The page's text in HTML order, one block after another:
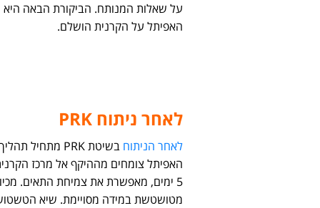
על שאלות המנותח. הביקורת הבאה
האפיתל על הקרנית הושלם.
לאחר ניתוח PRK
לאחר הניתוח
האפיתל צומחים מההיקף אל מרכז
5 ימים, מאפשרת את צמיחת התאים.